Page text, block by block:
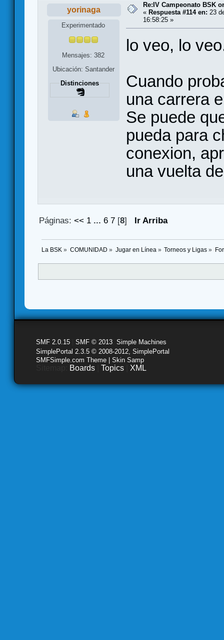
yorinaga
Experimentado
Mensajes: 382
Ubicación: Santander
Distinciones
Re:IV Campeonato BSK
« Respuesta #114 en: 23
16:58:25 »
lo veo, lo
Cuando
una carrera
Se puede
pueda para
conexion,
una vuelta
Páginas:<< 1 ...6 7 [8] Ir Arriba
La BSK » COMUNIDAD » Jugar en Línea » Torneos y Ligas »
SMF 2.0.15 SMF © 2013 Simple Machines
SimplePortal 2.3.5 © 2008-2012, SimplePortal
SMFSimple.com Theme | Skin Samp
Boards Topics XML